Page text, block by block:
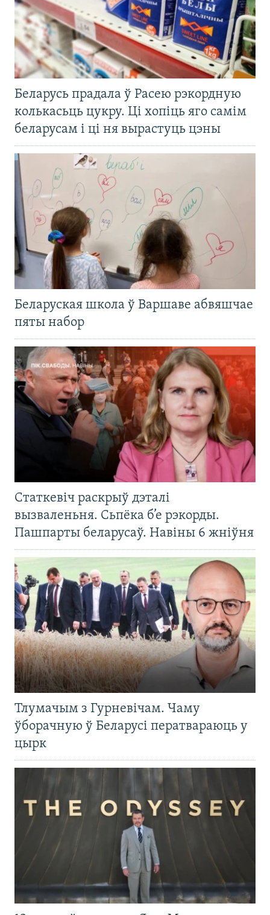
Беларусь прадала ў Расею рэкордную
колькасьць цукру. Ці хопіць яго самім
беларусам і ці ня вырастуць цэны
Беларуская школа ў Варшаве абвяшчае
пяты набор
Статкевіч раскрыў дэталі
вызваленьня. Сьпёка б’е рэкорды.
Пашпарты беларусаў. Навіны 6 жніўня
Тлумачым з Гурневічам. Чаму
ўборачную ў Беларусі ператвараюць у
цырк